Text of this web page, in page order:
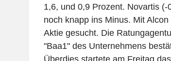
1,6, und 0,9 Prozent. Novartis
noch knapp ins Minus. Mit
Aktie gesucht. Die
"Baa1" des Unternehmens
Überdies startete am Freitag